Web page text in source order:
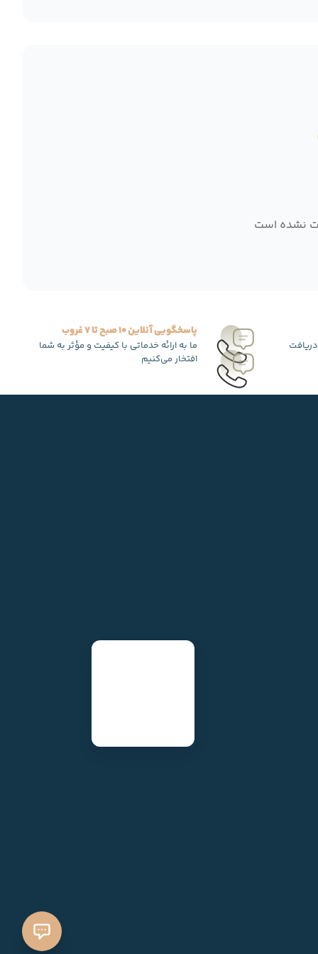
نشده است
پاسخگویی آنلاین 10 صبح تا 7 غروب
ما به ارائه خدماتی با کیفیت و مؤثر به شما
افتخار می‌کنیم